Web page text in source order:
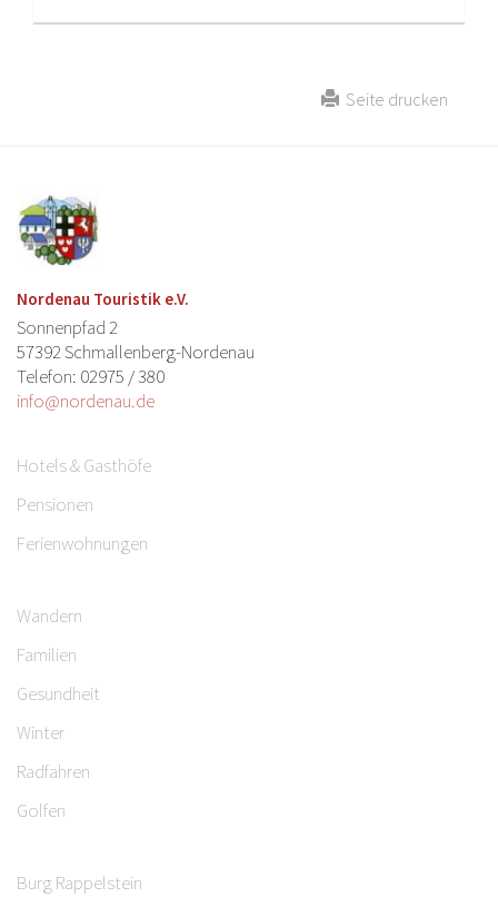
Seite drucken
Nordenau Touristik e.V.
Sonnenpfad 2
57392 Schmallenberg-Nordenau
Telefon: 02975 / 380
info@nordenau.de
Hotels & Gasthöfe
Pensionen
Ferienwohnungen
Wandern
Familien
Gesundheit
Winter
Radfahren
Golfen
Burg Rappelstein